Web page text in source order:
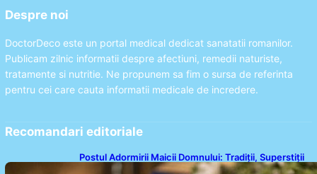
Despre noi
DoctorDeco este un portal medical dedicat sanatatii romanilor.
Publicam zilnic informatii despre afectiuni, remedii naturiste,
tratamente si nutritie. Ne propunem sa fim o sursa de referinta
pentru cei care cauta informatii medicale de incredere.
Recomandari editoriale
Postul Adormirii Maicii Domnului: Tradiții, Superstiții
și Implicații Spiritualitate în 2026